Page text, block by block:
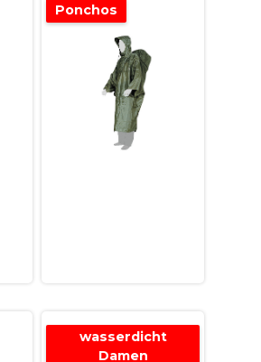
Ponchos
wasserdicht
Damen